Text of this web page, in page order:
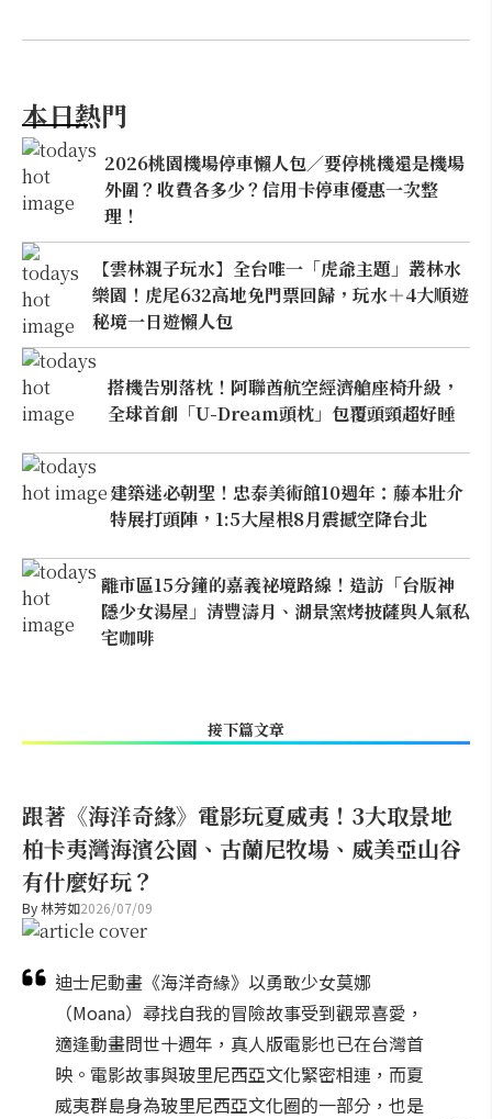
本日熱門
2026桃園機場停車懶人包／要停桃機還是機場
外圍？收費各多少？信用卡停車優惠一次整
理！
【雲林親子玩水】全台唯一「虎爺主題」叢林水
樂園！虎尾632高地免門票回歸，玩水＋4大順遊
秘境一日遊懶人包
搭機告別落枕！阿聯酋航空經濟艙座椅升級，
全球首創「U-Dream頭枕」包覆頭頸超好睡
建築迷必朝聖！忠泰美術館10週年：藤本壯介
特展打頭陣，1:5大屋根8月震撼空降台北
離市區15分鐘的嘉義祕境路線！造訪「台版神
隱少女湯屋」清豐濤月、湖景窯烤披薩與人氣私
宅咖啡
接下篇文章
跟著《海洋奇緣》電影玩夏威夷！3大取景地
柏卡夷灣海濱公園、古蘭尼牧場、威美亞山谷
有什麼好玩？
By林芳如2026/07/09
迪士尼動畫《海洋奇緣》以勇敢少女莫娜
（Moana）尋找自我的冒險故事受到觀眾喜愛，
適逢動畫問世十週年，真人版電影也已在台灣首
映。電影故事與玻里尼西亞文化緊密相連，而夏
威夷群島身為玻里尼西亞文化圈的一部分，也是